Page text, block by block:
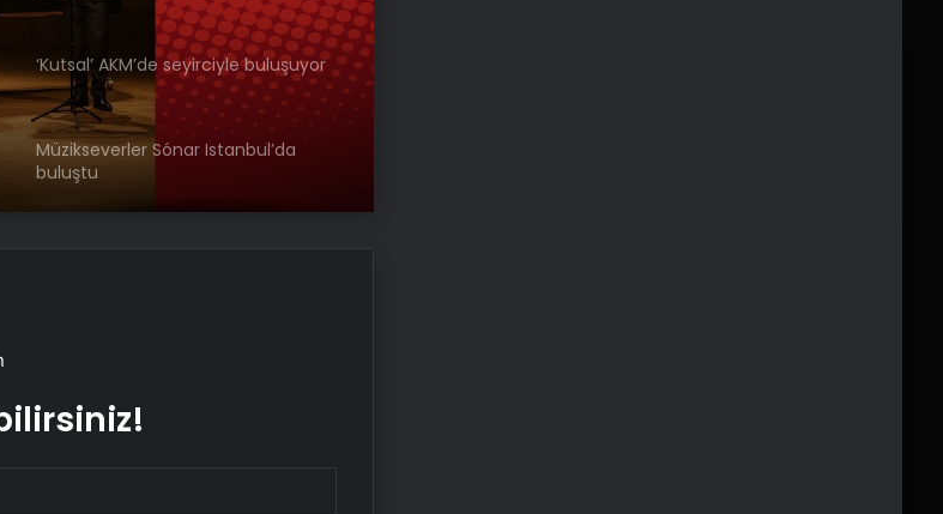
‘Kutsal’ AKM’de seyirciyle buluşuyor
Müzikseverler Sónar Istanbul’da
buluştu